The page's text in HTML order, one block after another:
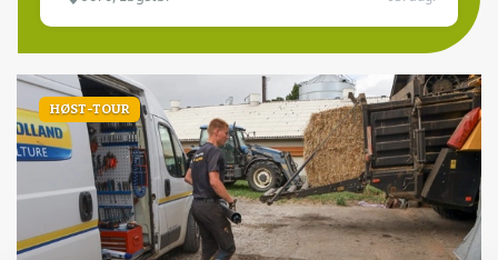
HØST-TOUR